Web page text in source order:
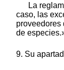
La
caso, las
proveedores
de
9. Su